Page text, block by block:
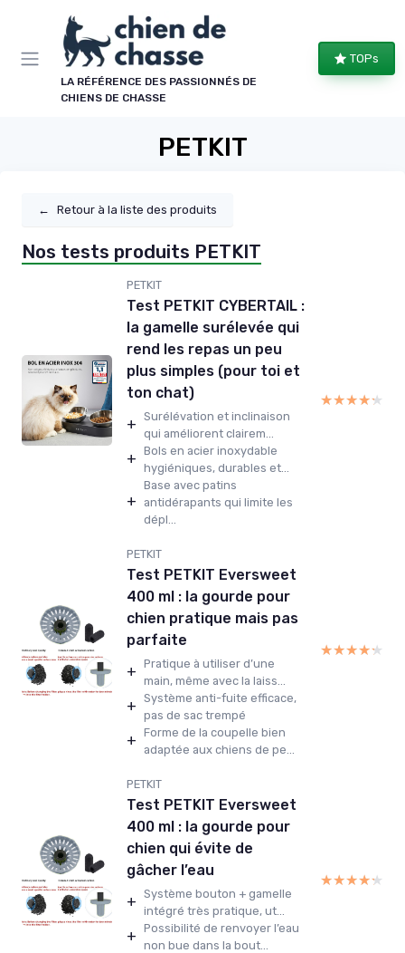
LA RÉFÉRENCE DES PASSIONNÉS DE
CHIENS DE CHASSE
TOPs
PETKIT
← Retour à la liste des produits
Nos tests produits PETKIT
PETKIT
Test PETKIT CYBERTAIL :
la gamelle surélevée qui
rend les repas un peu
plus simples (pour toi et
ton chat)
+ Surélévation et inclinaison
qui améliorent clairem...
+ Bols en acier inoxydable
hygiéniques, durables et...
+
Base avec patins
antidérapants qui limite les
dépl...
★★★★★
★★★★★
PETKIT
Test PETKIT Eversweet
400 ml : la gourde pour
chien pratique mais pas
parfaite
+ Pratique à utiliser d’une
main, même avec la laiss...
+ Système anti-fuite efficace,
pas de sac trempé
+ Forme de la coupelle bien
adaptée aux chiens de pe...
★★★★★
★★★★★
PETKIT
Test PETKIT Eversweet
400 ml : la gourde pour
chien qui évite de
gâcher l’eau
+ Système bouton + gamelle
intégré très pratique, ut...
+ Possibilité de renvoyer l’eau
non bue dans la bout...
★★★★★
★★★★★
Panneau de gestion des cookies